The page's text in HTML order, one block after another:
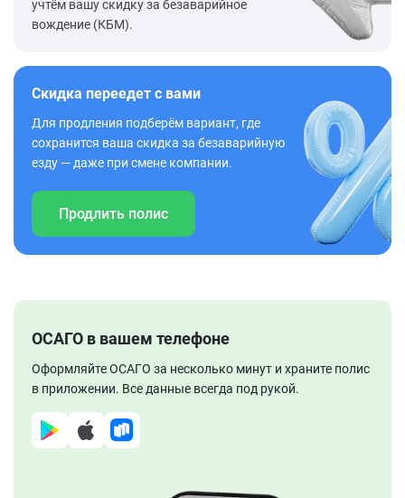
учтём вашу скидку за безаварийное
вождение (КБМ).
Скидка переедет с вами
Для продления подберём вариант, где
сохранится ваша скидка за безаварийную
езду — даже при смене компании.
Продлить полис
ОСАГО в вашем телефоне
Оформляйте ОСАГО за несколько минут и храните полис
в приложении. Все данные всегда под рукой.